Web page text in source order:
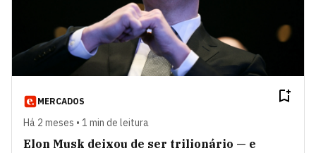
MERCADOS
Há 2 meses • 1 min de leitura
Elon Musk deixou de ser trilionário — e